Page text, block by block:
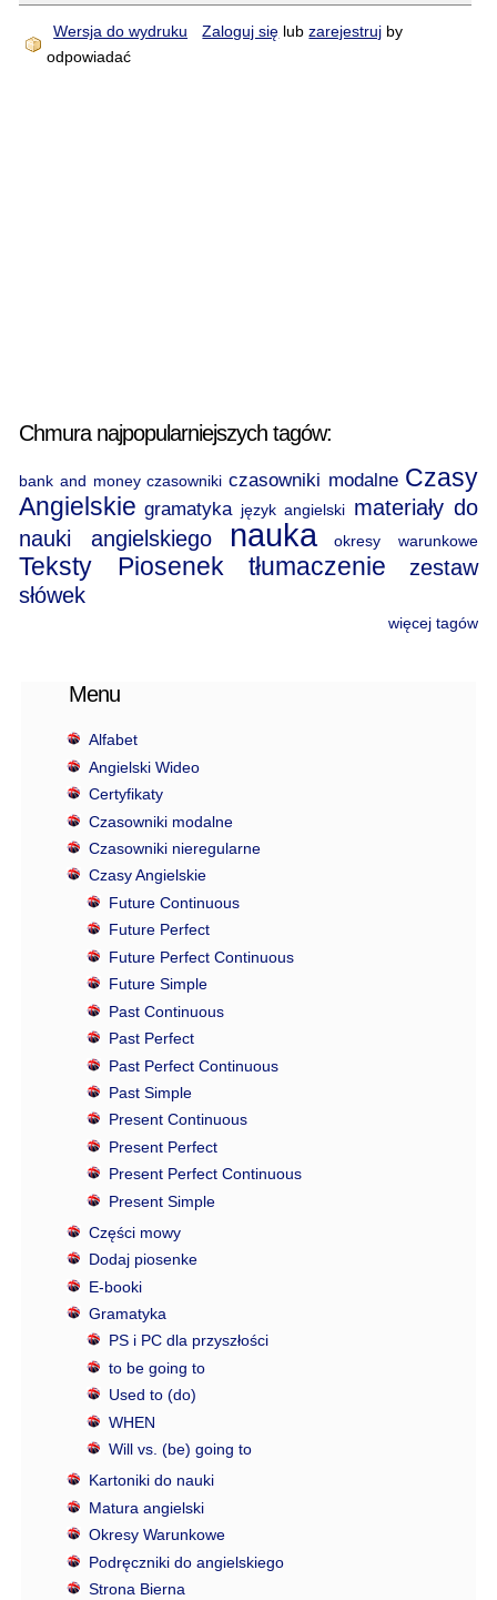
Wersja do wydruku Zaloguj się lubzarejestruj by
odpowiadać
Chmura najpopularniejszych tagów:
bank and money czasowniki czasowniki modalne Czasy
Angielskie gramatyka język angielski materiały do
nauki angielskiego
nauka okresy warunkowe
Teksty Piosenek tłumaczenie
zestaw
słówek
więcej tagów
Menu
Alfabet
Angielski Wideo
Certyfikaty
Czasowniki modalne
Czasowniki nieregularne
Czasy Angielskie
Future Continuous
Future Perfect
Future Perfect Continuous
Future Simple
Past Continuous
Past Perfect
Past Perfect Continuous
Past Simple
Present Continuous
Present Perfect
Present Perfect Continuous
Present Simple
Części mowy
Dodaj piosenke
E-booki
Gramatyka
PS i PC dla przyszłości
to be going to
Used to (do)
WHEN
Will vs. (be) going to
Kartoniki do nauki
Matura angielski
Okresy Warunkowe
Podręczniki do angielskiego
Strona Bierna